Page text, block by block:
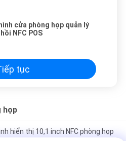
cửa phòng họp quản lý
NFC POS
tục
họp
hiển thị 10,1 inch NFC phòng họp